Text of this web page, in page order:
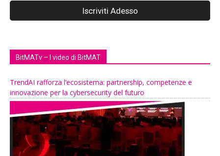
BitMATv – I video di BitMAT
TrendAI rafforza l’ecosistema: partnership, competenze e
innovazione per la cybersecurity del futuro